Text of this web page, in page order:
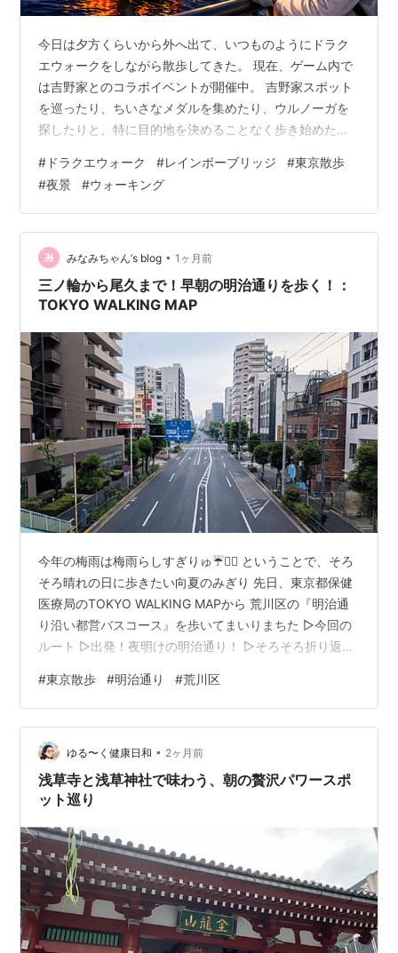
今日は夕方くらいから外へ出て、いつものようにドラク
エウォークをしながら散歩してきた。 現在、ゲーム内で
は吉野家とのコラボイベントが開催中。 吉野家スポット
を巡ったり、ちいさなメダルを集めたり、ウルノーガを
探したりと、特に目的地を決めることなく歩き始めた。
こうかな」という軽い気持ちで出かけても、気が付けば
思っていた以上に遠くまで来てしまうことがよくある。
そして今日も、そんな一日だった。 気が付いたらレイン
ボーブリッジへ 気付けば芝浦側のレインボーブリッジ入
口まで来ていた。 「せっかくだし渡ってみるか。」 そん
な軽いノリで歩き始めた。 レインボ…
# ドラクエウォーク #レインボーブリッジ #東京散歩
#夜景 #ウォーキング
みなみちゃん’s blog • 1ヶ月前
三ノ輪から尾久まで！早朝の明治通りを歩く！：
TOKYO WALKING MAP
今年の梅雨は梅雨らしすぎりゅ☔️😶‍🌫️ ということで、そろ
そろ晴れの日に歩きたい向夏のみぎり 先日、東京都保健
医療局のTOKYO WALKING MAPから 荒川区の『明治通
り沿い都営バスコース』を歩いてまいりまちた ▷今回の
ルート ▷出発！夜明けの明治通り！ ▷そろそろ折り返
ート 東京メトロ日比谷線 三ノ輪駅から徒歩3分 大関横丁
バス停(都バス)からJR尾久駅まで、ひたすら明治通りを
歩くコース 後半はほとんど北区！ コース距離3.8km 所
要時間57分START 大関横丁→荒川区役所前→新三河島駅
前→田端新町３丁目→GOAL 尾久駅『あ…
#東京散歩 #明治通り #荒川区
ゆる〜く健康日和 • 2ヶ月前
浅草寺と浅草神社で味わう、朝の贅沢パワースポ
ット巡り